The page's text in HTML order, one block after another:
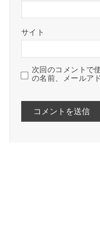
サイト
次回のコメントで
の名前、メールア